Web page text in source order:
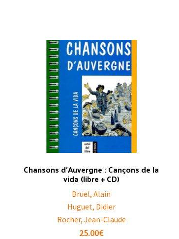
Chansons d’Auvergne : Cançons de la
vida (libre + CD)
Bruel, Alain
Huguet, Didier
Rocher, Jean-Claude
25.00€